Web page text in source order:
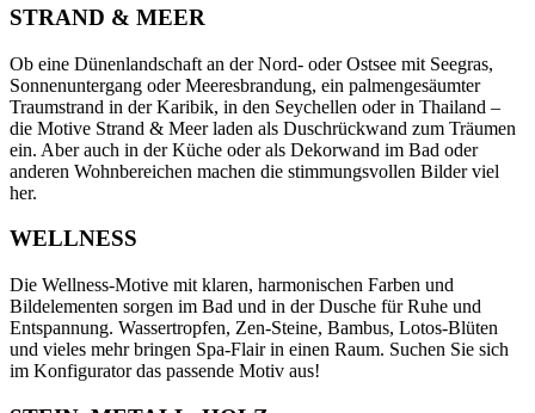
STRAND & MEER
Ob eine Dünenlandschaft an der Nord- oder Ostsee mit Seegras,
Sonnenuntergang oder Meeresbrandung, ein palmengesäumter
Traumstrand in der Karibik, in den Seychellen oder in Thailand –
die Motive Strand & Meer laden als Duschrückwand zum Träumen
ein. Aber auch in der Küche oder als Dekorwand im Bad oder
anderen Wohnbereichen machen die stimmungsvollen Bilder viel
her.
WELLNESS
Die Wellness-Motive mit klaren, harmonischen Farben und
Bildelementen sorgen im Bad und in der Dusche für Ruhe und
Entspannung. Wassertropfen, Zen-Steine, Bambus, Lotos-Blüten
und vieles mehr bringen Spa-Flair in einen Raum. Suchen Sie sich
im Konfigurator das passende Motiv aus!